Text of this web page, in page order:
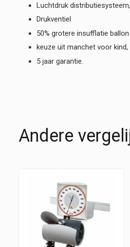
Luchtdruk
Drukventiel
50% grotere insufflatie ballon
keuze uit manchet voor
5 jaar garantie.
Andere